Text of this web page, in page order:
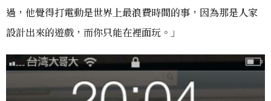
過，他覺得打電動是世界上最浪費時間的事，因為那是人家
設計出來的遊戲，而你只能在裡面玩。」